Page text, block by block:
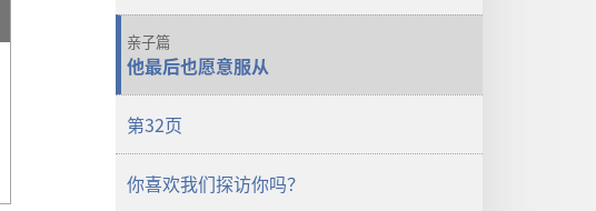
亲子篇
他最后也愿意服从
第32页
你喜欢我们探访你吗？